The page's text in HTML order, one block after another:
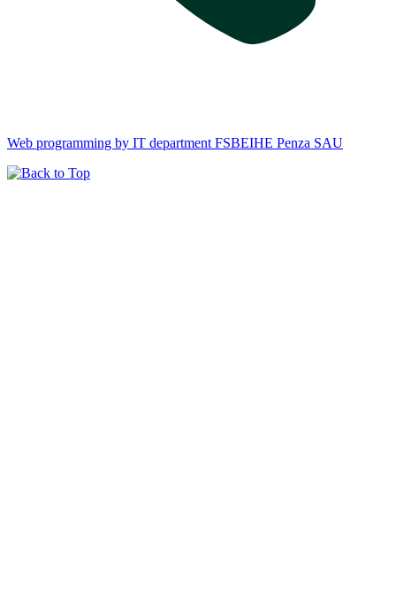
Web programming by IT department FSBEIHE Penza SAU